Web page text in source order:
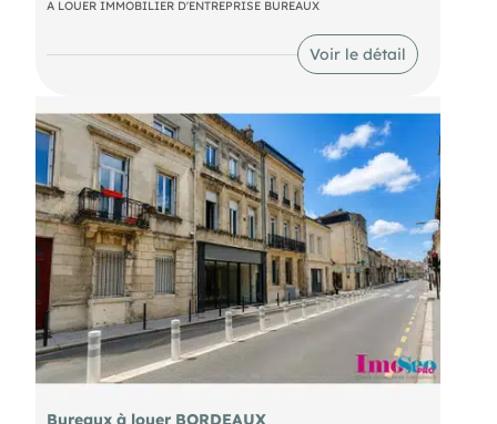
Kitchenette
Les informations sur les risques auxquels ce bien
A LOUER IMMOBILIER D'ENTREPRISE BUREAUX
Voir le détail
Bureaux à louer BORDEAUX